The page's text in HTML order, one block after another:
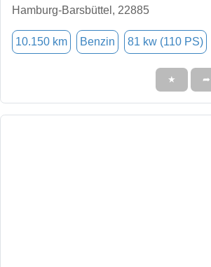
Hamburg-Barsbüttel, 22885
10.150 km Benzin 81 kw (110 PS)
★ ➦